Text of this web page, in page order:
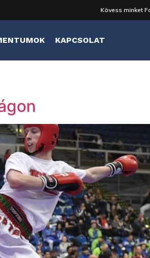
Kövess minket
KAPCSOLAT